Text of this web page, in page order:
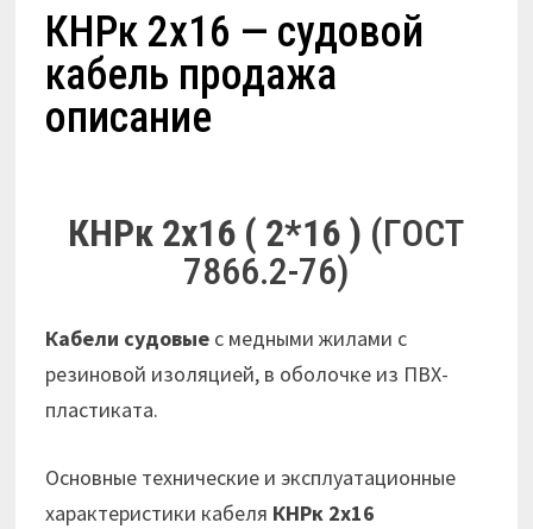
КНРк 2х16 — судовой
кабель продажа
описание
КНРк 2х16 ( 2*16 ) (ГОСТ
7866.2-76)
Кабели судовые с медными жилами с
резиновой изоляцией, в оболочке из ПВХ-
пластиката.
Основные технические и эксплуатационные
характеристики кабеля КНРк 2х16